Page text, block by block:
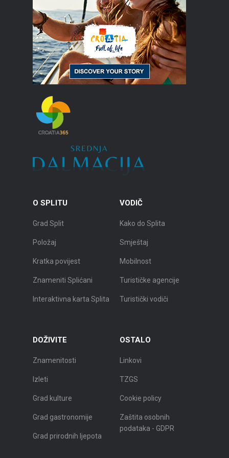
O SPLITU
Grad Split
Položaj
Kratka povijest
Znameniti Splićani
Interaktivna karta Splita
VODIČ
Kako do Splita
Smještaj
Mobilnost
Turističke agencije
Turistički vodiči
DOŽIVITE
Znamenitosti
Izleti
Grad kulture
Grad gastronomije
Grad prirodnih ljepota
OSTALO
Linkovi
TZGS
Cookie policy
Zaštita osobnih
podataka - GDPR